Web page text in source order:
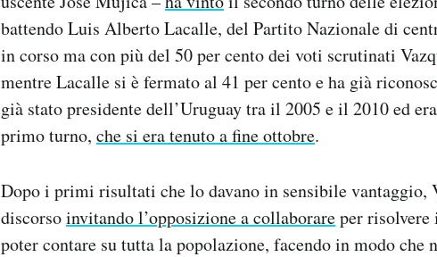
battendo Luis Alberto Lacalle, del Partito Nazionale di
in corso ma con più del 50 per cento dei voti scrutinati
mentre Lacalle si è fermato al 41 per cento e ha già
già stato presidente dell’Uruguay tra il 2005 e il 2010 ed
primo turno, che si era tenuto a fine ottobre.
Dopo i primi risultati che lo davano in sensibile vantaggio,
discorsoinvitando l’opposizione a collaborareper
poter contare su tutta la popolazione, facendo in modo che